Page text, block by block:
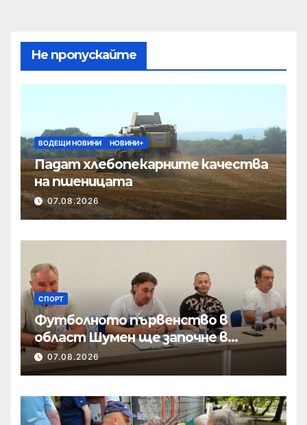
Не пропускайте
ВОДЕЩИ НОВИНИ НОВИНИ+
Падат хлебопекарните качества
на пшеницата
07.08.2026
СПОРТ
Футболното първенство в
област Шумен ще започне в
началото на септември
07.08.2026